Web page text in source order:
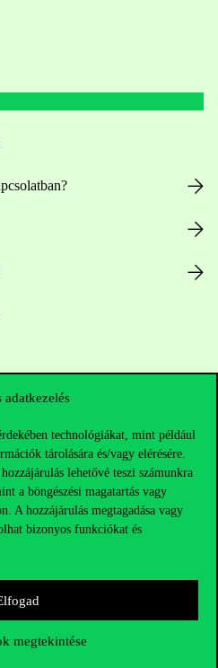
adatkezelés
technológiákat, mint például
tárolására és/vagy elérésére.
lehetővé teszi számunkra
a böngészési magatartás vagy
A hozzájárulás megtagadása vagy
bizonyos funkciókat és
megtekintése